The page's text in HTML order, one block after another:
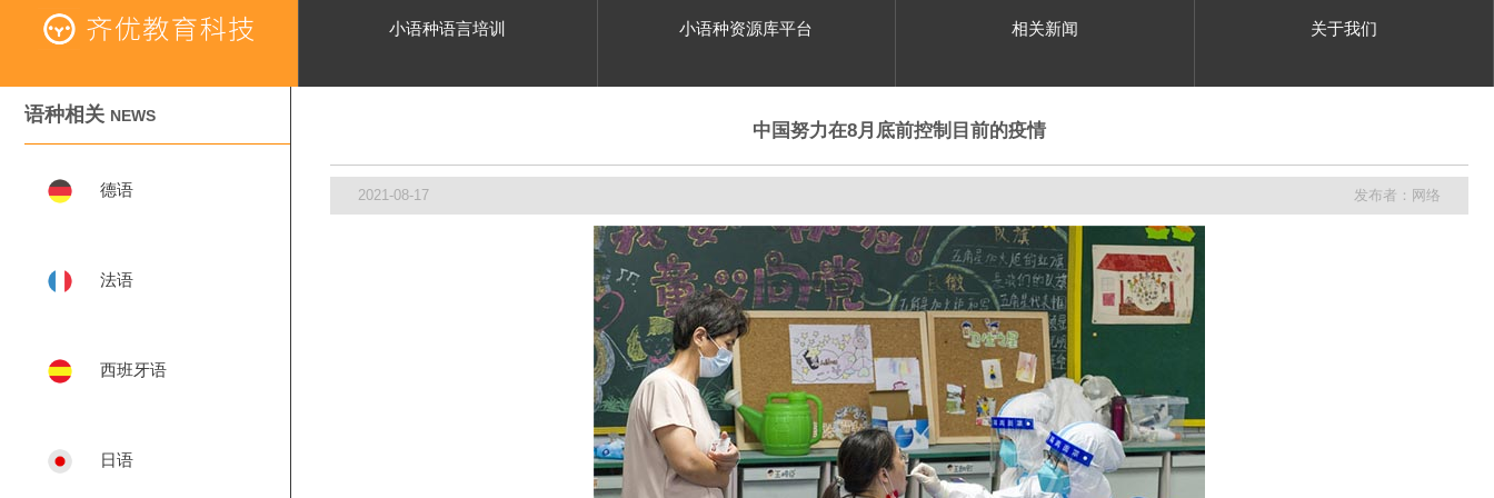
小语种语言培训 小语种资源库平台 相关新闻 关于我们
语种相关 NEWS
德语
法语
西班牙语
日语
中国努力在8月底前控制目前的疫情
2021-08-17 发布者：网络